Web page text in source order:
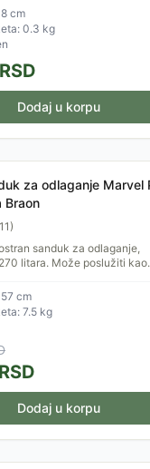
cm
0.3 kg
RSD
Dodaj u korpu
za odlaganje Marvel
Braon
11)
sanduk za odlaganje,
litara. Može poslužiti kao
alata,...
cm
7.5 kg
RSD
Dodaj u korpu